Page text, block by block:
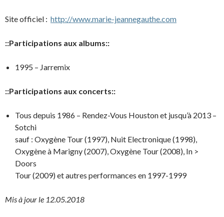
Site officiel : http://www.marie-jeannegauthe.com
::Participations aux albums::
1995 – Jarremix
::Participations aux concerts::
Tous depuis 1986 – Rendez-Vous Houston et jusqu’à 2013 –
Sotchi
sauf : Oxygène Tour (1997), Nuit Electronique (1998),
Oxygène à Marigny (2007), Oxygène Tour (2008), In >
Doors
Tour (2009) et autres performances en 1997-1999
Mis à jour le 12.05.2018